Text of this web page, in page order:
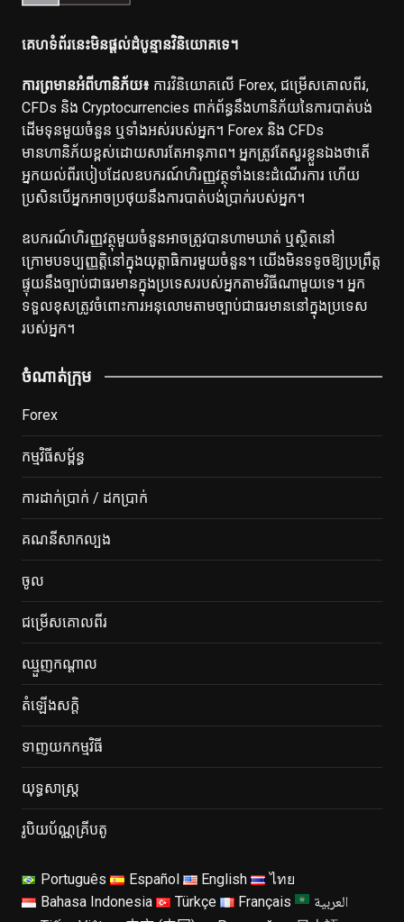
គេហទំព័រនេះមិនផ្តល់ដំបូន្មានវិនិយោគទេ។
ការព្រមានអំពីហានិភ័យ៖ ការវិនិយោគលើ Forex, ជម្រើសគោលពីរ,
CFDs និង Cryptocurrencies ពាក់ព័ន្ធនឹងហានិភ័យនៃការបាត់បង់
ដើមទុនមួយចំនួន ឬទាំងអស់របស់អ្នក។ Forex និង CFDs
មានហានិភ័យខ្ពស់ដោយសារតែអានុភាព។ អ្នកត្រូវតែសួរខ្លួនឯងថាតើ
អ្នកយល់ពីរបៀបដែលឧបករណ៍ហិរញ្ញវត្ថុទាំងនេះដំណើរការ ហើយ
ប្រសិនបើអ្នកអាចប្រថុយនឹងការបាត់បង់ប្រាក់របស់អ្នក។
ឧបករណ៍ហិរញ្ញវត្ថុមួយចំនួនអាចត្រូវបានហាមឃាត់ ឬស្ថិតនៅ
ក្រោមបទប្បញ្ញត្តិនៅក្នុងយុត្តាធិការមួយចំនួន។ យើង​មិន​ទទូច​ឱ្យ​ប្រព្រឹត្ត​
ផ្ទុយ​នឹង​ច្បាប់​ជា​ធរមាន​ក្នុង​ប្រទេស​របស់​អ្នក​តាម​វិធី​ណា​មួយ​ទេ។ អ្នក
ទទួលខុសត្រូវចំពោះការអនុលោមតាមច្បាប់ជាធរមាននៅក្នុងប្រទេស
របស់អ្នក។
ចំណាត់ក្រុម
Forex
កម្មវិធីសម្ព័ន្ធ
ការដាក់ប្រាក់ / ដកប្រាក់
គណនីសាកល្បង
ចូល
ជម្រើសគោលពីរ
ឈ្មួញកណ្តាល
តំ​ឡើង​សក្ដិ
ទាញយកកម្មវិធី
យុទ្ធសាស្ត្រ
រូបិយប័ណ្ណគ្រីបតូ
Português Español English
ไทย
Bahasa Indonesia
Türkçe Français العربية